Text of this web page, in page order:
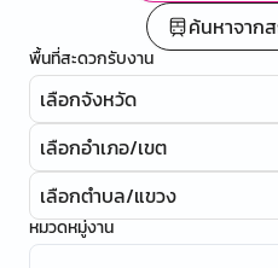
ค้นหาจาก
พื้นที่สะดวกรับงาน
เลือกจังหวัด
เลือกอำเภอ/เขต
เลือกตำบล/แขวง
หมวดหมู่งาน